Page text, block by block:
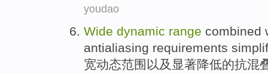
youdao
Wide dynamic range combined
antialiasing requirements
宽动态范围 以及 显著降低的抗混